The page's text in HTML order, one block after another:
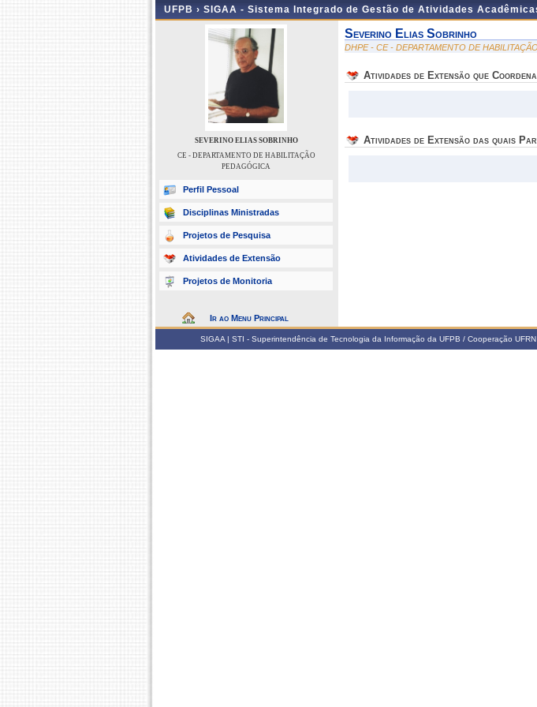
UFPB › SIGAA - Sistema Integrado de Gestão de Atividades
SEVERINO ELIAS SOBRINHO
CE - DEPARTAMENTO DE HABILITAÇÃO
PEDAGÓGICA
Perfil Pessoal
Disciplinas Ministradas
Projetos de Pesquisa
Atividades de Extensão
Projetos de Monitoria
Ir ao Menu Principal
Severino Elias Sobrinho
DHPE - CE - DEPARTAMENTO DE
Atividades de Extensão que Coordena
Atividades de Extensão das quais
SIGAA | STI - Superintendência de Tecnologia da Informação da UFPB / Cooperação